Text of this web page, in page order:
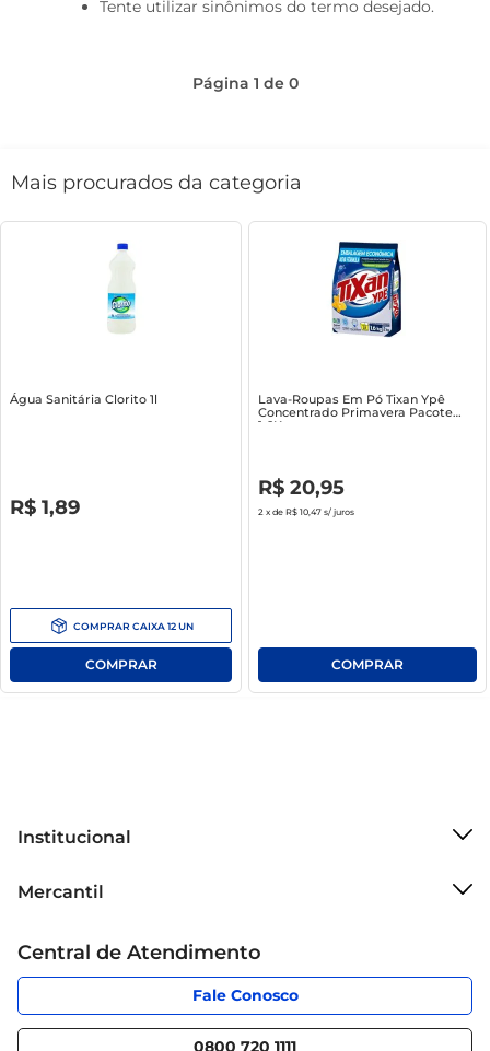
Tente utilizar sinônimos do termo desejado.
Página 1 de 0
Mais procurados da categoria
Água Sanitária Clorito 1l
R$ 1,89
COMPRAR CAIXA 12 UN
Lava-Roupas Em Pó Tixan Ypê
Concentrado Primavera Pacote
1.6Kg
R$ 20,95
2 x de R$ 10,47 s/ juros
Institucional
Sobre Privacidade
Nossas lojas
Mercantil
Código de Ética
Serviços
Central de Atendimento
Fale Conosco
0800 720 1111